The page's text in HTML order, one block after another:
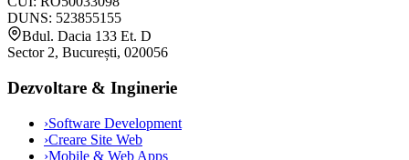
DUNS: 523855155
Bdul. Dacia 133 Et. D
Sector 2, București, 020056
Dezvoltare & Inginerie
›Software Development
›Creare Site Web
›Mobile & Web Apps